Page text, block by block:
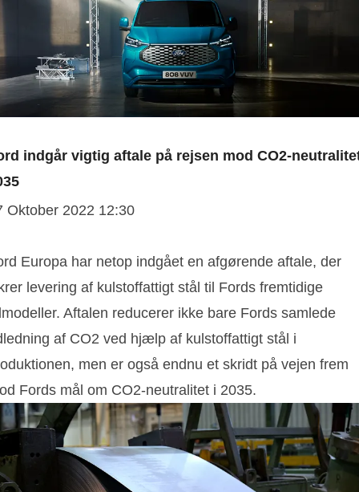
indgår vigtig aftale på rejsen mod CO2-
Oktober 2022 12:30
Europa har netop indgået en afgørende aftale, der
levering af kulstoffattigt stål til Fords fremtidige
Aftalen reducerer ikke bare Fords samlede
af CO2 ved hjælp af kulstoffattigt stål i
men er også endnu et skridt på vejen frem
Fords mål om CO2-neutralitet i 2035.